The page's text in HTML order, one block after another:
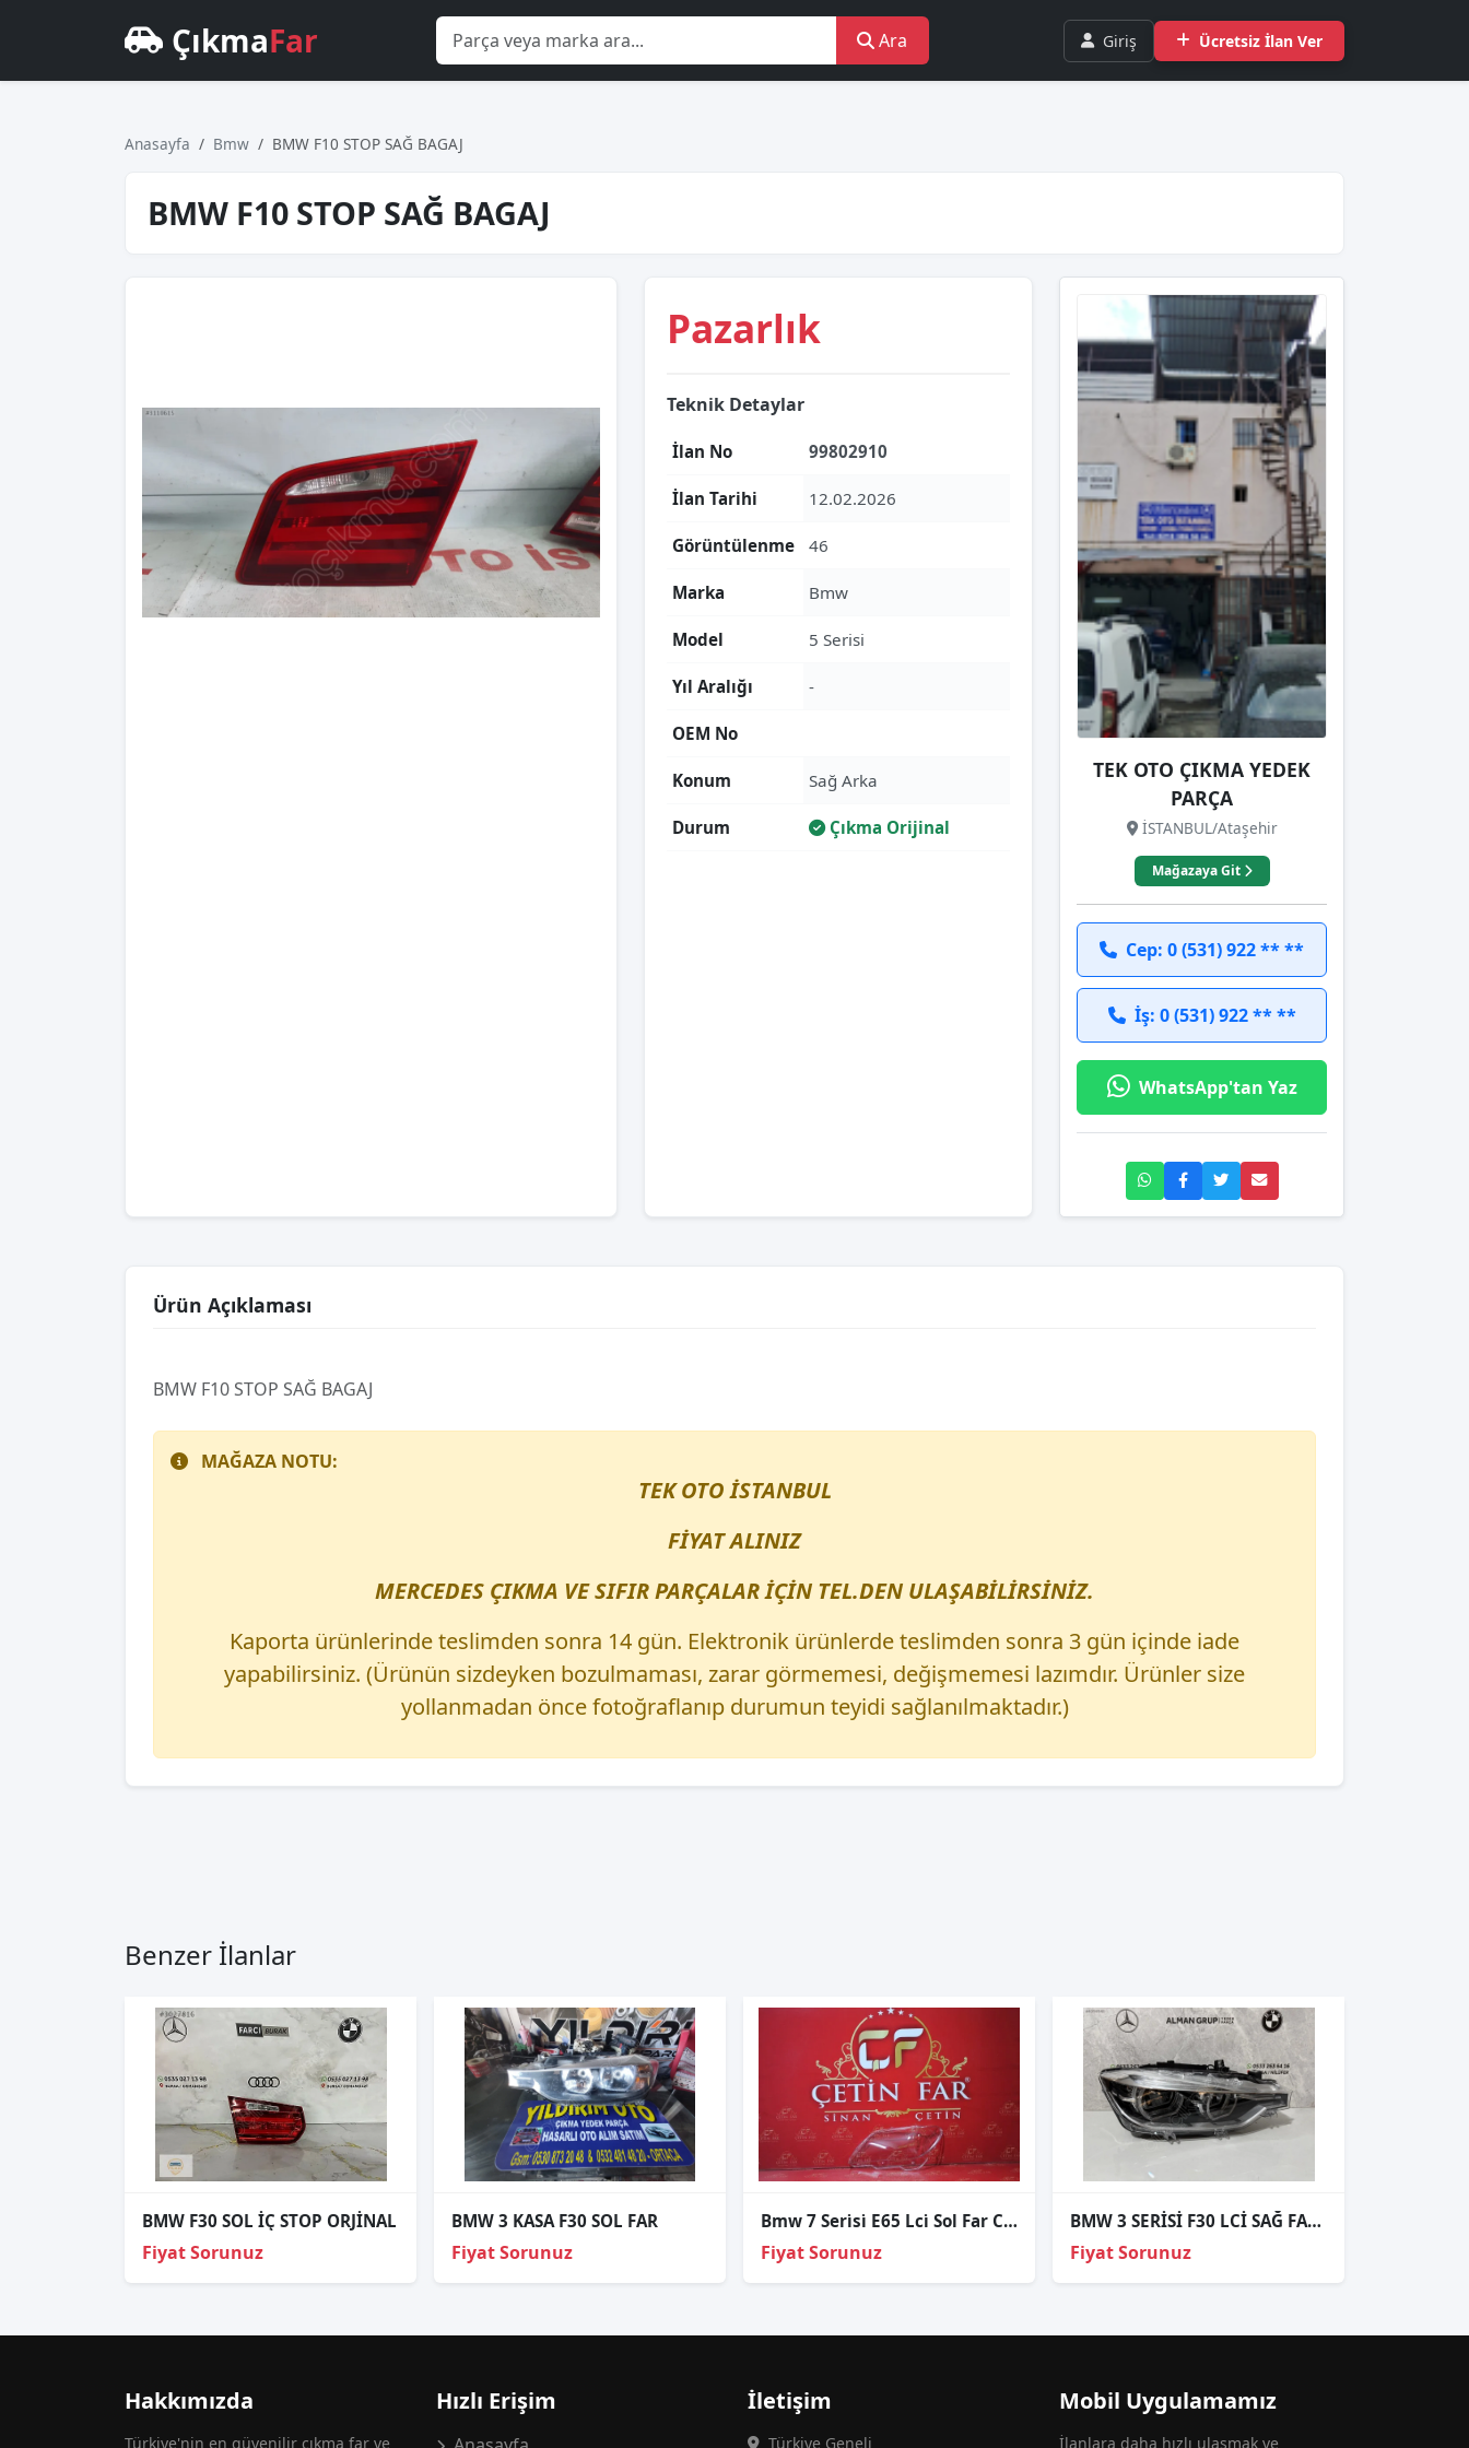
ÇıkmaFar Ara Giriş Ücretsiz İlan Ver
Anasayfa Bmw BMW F10 STOP SAĞ BAGAJ
BMW F10 STOP SAĞ BAGAJ
Pazarlık
Teknik Detaylar
İlan No 99802910
İlan Tarihi 12.02.2026
Görüntülenme 46
Marka Bmw
Model 5 Serisi
Yıl Aralığı -
OEM No
Konum Sağ Arka
Durum Çıkma Orijinal
TEK OTO ÇIKMA YEDEK
PARÇA
İSTANBUL/Ataşehir
Mağazaya Git
Cep: 0 (531) 922 ** **
İş: 0 (531) 922 ** **
WhatsApp'tan Yaz
Ürün Açıklaması
BMW F10 STOP SAĞ BAGAJ
MAĞAZA NOTU:
TEK OTO İSTANBUL
FİYAT ALINIZ
MERCEDES ÇIKMA VE SIFIR PARÇALAR İÇİN TEL.DEN ULAŞABİLİRSİNİZ.
Kaporta ürünlerinde teslimden sonra 14 gün. Elektronik ürünlerde teslimden sonra 3 gün içinde iade
yapabilirsiniz. (Ürünün sizdeyken bozulmaması, zarar görmemesi, değişmemesi lazımdır. Ürünler size
yollanmadan önce fotoğraflanıp durumun teyidi sağlanılmaktadır.)
Benzer İlanlar
BMW F30 SOL İÇ STOP ORJİNAL
Fiyat Sorunuz
BMW 3 KASA F30 SOL FAR
Fiyat Sorunuz
Bmw 7 Seri̇si̇ E65 Lci̇ Sol Far Cami 2005-2008
Fiyat Sorunuz
BMW 3 SERİSİ F30 LCİ SAĞ FAR SIFIR
Fiyat Sorunuz
Hakkımızda
Türkiye'nin en güvenilir çıkma far ve
Hızlı Erişim İletişim
Türkiye Geneli
Mobil Uygulamamız
İlanlara daha hızlı ulaşmak ve